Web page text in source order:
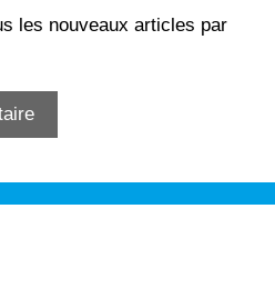
les nouveaux articles par